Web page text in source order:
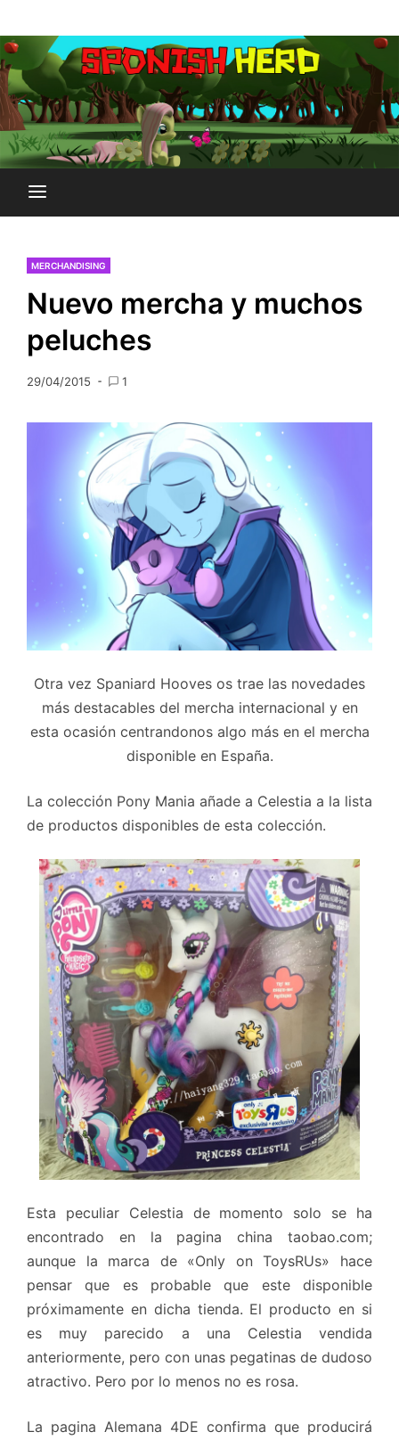
al
contenido
SPONISH HERD
MERCHANDISING
Nuevo mercha y muchos
peluches
29/04/2015 1
Otra vez Spaniard Hooves os trae las novedades
más destacables del mercha internacional y en
esta ocasión centrandonos algo más en el mercha
disponible en España.
La colección Pony Mania añade a Celestia a la lista
de productos disponibles de esta colección.
Esta peculiar Celestia de momento solo se ha
encontrado en la pagina china taobao.com;
aunque la marca de «Only on ToysRUs» hace
pensar que es probable que este disponible
próximamente en dicha tienda. El producto en si
es muy parecido a una Celestia vendida
anteriormente, pero con unas pegatinas de dudoso
atractivo. Pero por lo menos no es rosa.
La pagina Alemana 4DE confirma que producirá